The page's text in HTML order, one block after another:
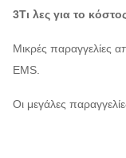
3Τι λες για το
Μικρές παραγγελίες
EMS.
Οι μεγάλες